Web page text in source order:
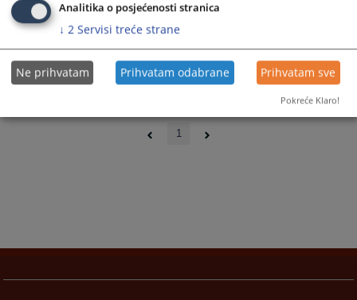
1
Analitika o posjećenosti stranica
↓ 2 Servisi treće strane
Ne prihvatam Prihvatam odabrane Prihvatam sve
Pokreće Klaro!